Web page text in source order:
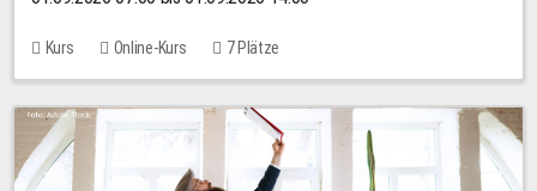
Kurs Online-Kurs 7 Plätze